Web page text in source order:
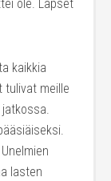
ole. Lapset
kaikkia
tulivat meille
lasten